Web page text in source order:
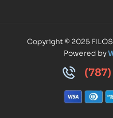
Copyright © 2025
Powered by